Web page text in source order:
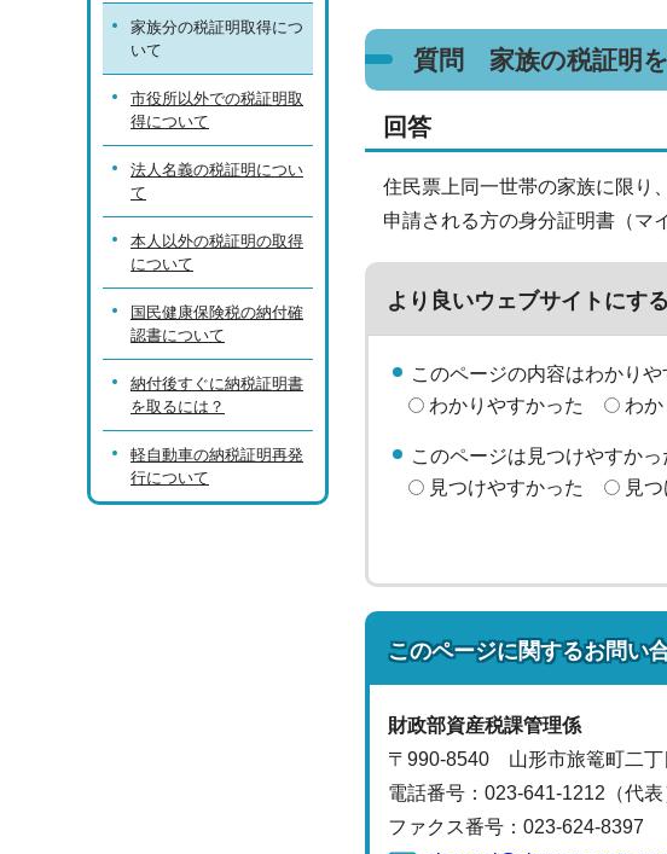
質問 家族の税証明
回答
住民票上同一世帯の家族に限り
申請される方の身分証明書（マ
より良いウェブサイトにす
このページの内容はわかりや
わかりやすかった
わ
このページは見つけやすかっ
見つけやすかった
見
このページに関するお問い
財政部資産税課管理係
〒990-8540 山形市旅篭町二丁
電話番号： 023-641-1212（代表
ファクス番号：023-624-8397
家族分の税証明取得につ
いて
市役所以外での税証明取
得について
法人名義の税証明につい
て
本人以外の税証明の取得
について
国民健康保険税の納付確
認書について
納付後すぐに納税証明書
を取るには？
軽自動車の納税証明再発
行について